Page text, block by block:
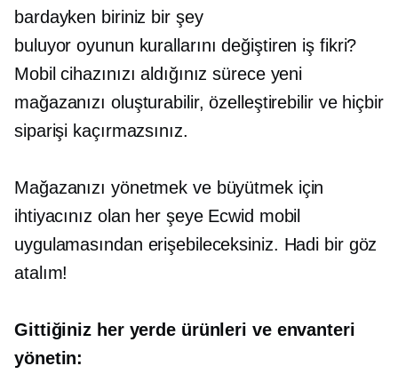
bardayken biriniz bir şey
buluyoroyunun kurallarını değiştiren iş fikri?
Mobil cihazınızı aldığınız sürece yeni
mağazanızı oluşturabilir, özelleştirebilir ve hiçbir
siparişi kaçırmazsınız.
Mağazanızı yönetmek ve büyütmek için
ihtiyacınız olan her şeye Ecwid mobil
uygulamasından erişebileceksiniz. Hadi bir göz
atalım!
Gittiğiniz her yerde ürünleri ve envanteri
yönetin: